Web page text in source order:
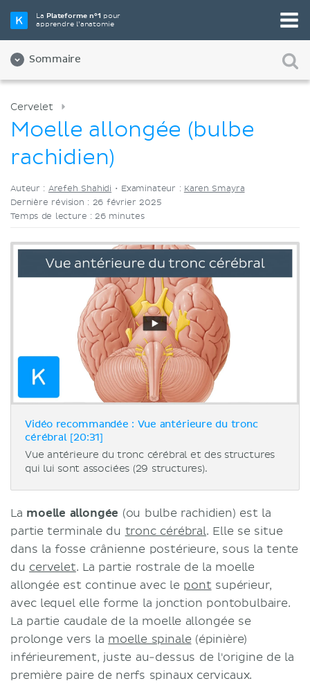
La Plateforme n°1 pour
apprendre l’anatomie
Sommaire
Choisissez votre outil d'étude préféré
Vidéos
Cervelet
Moelle allongée (bulbe
rachidien)
Auteur : Arefeh Shahidi • Examinateur : Karen Smayra
Dernière révision : 26 février 2025
Temps de lecture : 26 minutes
Vidéo recommandée : Vue antérieure du tronc
cérébral [20:31]
Vue antérieure du tronc cérébral et des structures
qui lui sont associées (29 structures).
La moelle allongée (ou bulbe rachidien) est la
partie terminale du tronc cérébral. Elle se situe
dans la fosse crânienne postérieure, sous la tente
du cervelet. La partie rostrale de la moelle
allongée est continue avec le pont supérieur,
avec lequel elle forme la jonction pontobulbaire.
La partie caudale de la moelle allongée se
prolonge vers la moelle spinale (épinière)
inférieurement, juste au-dessus de l'origine de la
première paire de nerfs spinaux cervicaux.